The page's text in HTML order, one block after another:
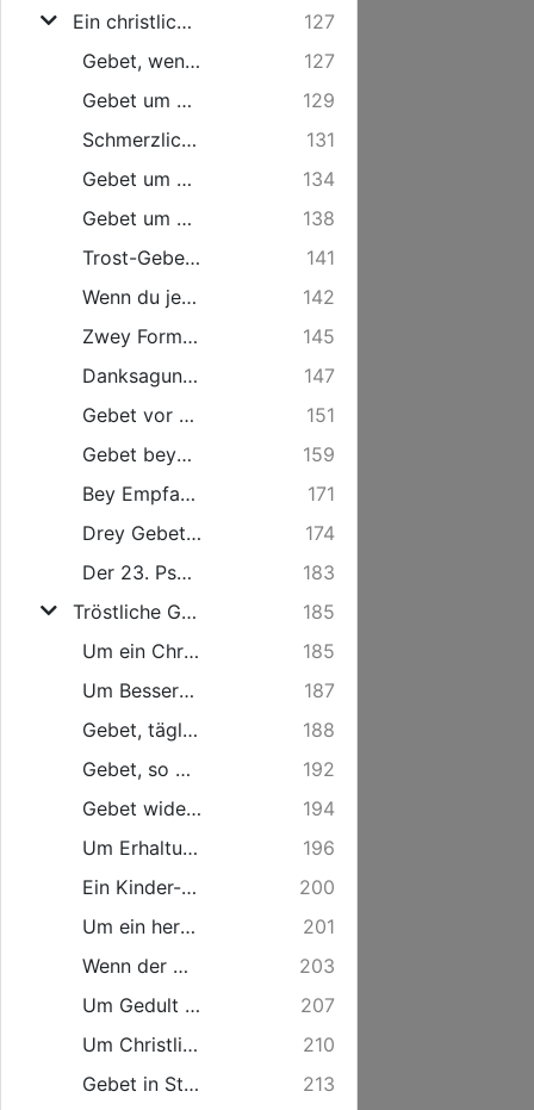
Ein christlich Beicht- und Communion-Büchlein.
127
Gebet, wenn man beichten will.
127
Gebet um wahre Busse und Bekehrung zu GOtt.
129
Schmerzliche Klage eines recht reuenden und Leidtragenden armen Sünders.
131
Gebet um Vergebung der Sünden.
134
Gebet um Stärke und Erhaltung des Glaubens.
138
Trost-Gebetlein bey der Beichte.
141
Wenn du jetzo wilt zum Beichtstuhl gehen, so sprich:
142
Zwey Formuln zu beichten.
145
Danksagung und Gebet nach empfangener Absolution.
147
Gebet vor dem Hl. Abendmahl.
151
Gebet beym Gebrauch des Heil. Abendmahls.
159
Bey Empfahung des hochwürdigen Sacraments, gedenke in deinem Herzen also:
171
Drey Gebethe nach Empfahung des hochwürdigen H. Abendmahls.
174
Der 23. Psalm.
183
Tröstliche Gebete auf allerhand Stände und Anliegen.
185
Um ein Christlich gottselig Leben, täglich zu sprechen.
185
Um Besserung des Lebens.
187
Gebet, täglich zu sprechen.
188
Gebet, so oft die Uhr schlägt.
192
Gebet wider die Feinde göttl. Worts.
194
Um Erhaltung göttliches Worts.
196
Ein Kinder-Gebetlein.
200
Um ein herzliches Sehnen und Verlangen zu Christo.
201
Wenn der Mensch krank ist, kan er beten also:
203
Um Gedult in Leidens-Zeit.
207
Um Christliche Bereitschaft zum Sterben.
210
Gebet in Sterbens-Nöthen.
213